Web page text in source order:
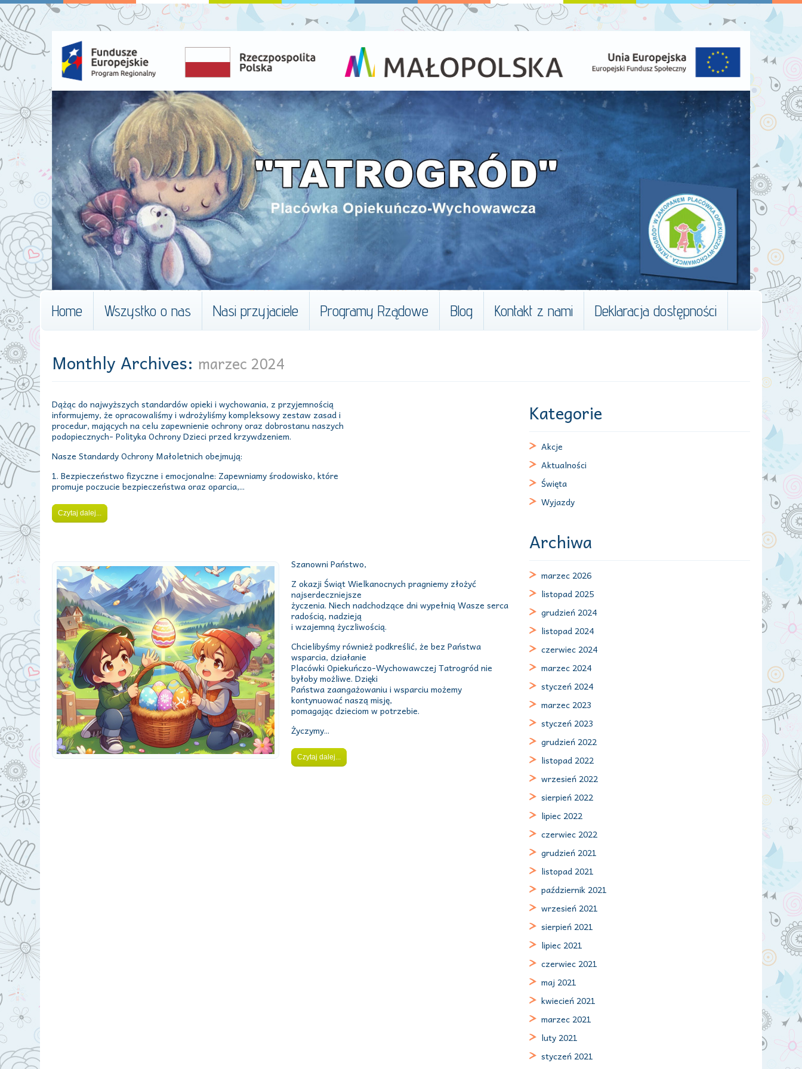
Home Wszystko o nas Nasi przyjaciele Programy Rządowe Blog Kontakt z nami Deklaracja dostępności
Monthly Archives: marzec 2024
Dążąc do najwyższych standardów opieki i wychowania, z przyjemnością
informujemy, że opracowaliśmy i wdrożyliśmy kompleksowy zestaw zasad i
procedur, mających na celu zapewnienie ochrony oraz dobrostanu naszych
podopiecznych- Polityka Ochrony Dzieci przed krzywdzeniem.
Nasze Standardy Ochrony Małoletnich obejmują:
1. Bezpieczeństwo fizyczne i emocjonalne: Zapewniamy środowisko, które
promuje poczucie bezpieczeństwa oraz oparcia,...
Czytaj dalej...
Szanowni Państwo,
Z okazji Świąt Wielkanocnych pragniemy złożyć
najserdeczniejsze
życzenia. Niech nadchodzące dni wypełnią Wasze serca
radością, nadzieją
i wzajemną życzliwością.
Chcielibyśmy również podkreślić, że bez Państwa
wsparcia, działanie
Placówki Opiekuńczo-Wychowawczej Tatrogród nie
byłoby możliwe. Dzięki
Państwa zaangażowaniu i wsparciu możemy
kontynuować naszą misję,
pomagając dzieciom w potrzebie.
Życzymy...
Czytaj dalej...
Kategorie
Akcje
Aktualności
Święta
Wyjazdy
Archiwa
marzec 2026
listopad 2025
grudzień 2024
listopad 2024
czerwiec 2024
marzec 2024
styczeń 2024
marzec 2023
styczeń 2023
grudzień 2022
listopad 2022
wrzesień 2022
sierpień 2022
lipiec 2022
czerwiec 2022
grudzień 2021
listopad 2021
październik 2021
wrzesień 2021
sierpień 2021
lipiec 2021
czerwiec 2021
maj 2021
kwiecień 2021
marzec 2021
luty 2021
styczeń 2021